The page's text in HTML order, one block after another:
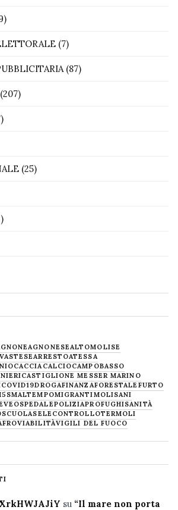
(7)
(87)
(207)
(25)
AGNONESEALTOMOLISE
ARRESTOATESSA
CACCIACALCIOCAMPOBASSO
CASTIGLIONE MESSER MARINO
COVID19DROGAFINANZAFORESTALE FURTO
MALTEMPOMIGRANTIMOLISANI
OSPEDALEPOLIZIAPROFUGHISANITÀ
SCUOLASELECONTROLLOTERMOLI
VIABILITÀVIGILI DEL FUOCO
su “Il mare non porta